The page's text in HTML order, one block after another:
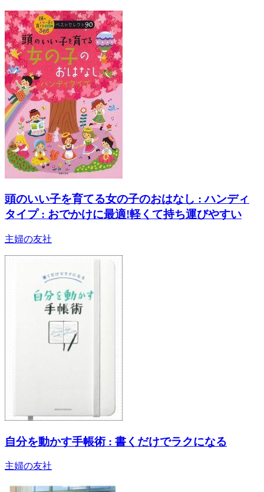
頭のいい子を育てる女の子のおはなし : ハンディ
タイプ : おでかけに最適!軽くて持ち運びやすい
主婦の友社
自分を動かす手帳術 : 書くだけでラクになる
主婦の友社